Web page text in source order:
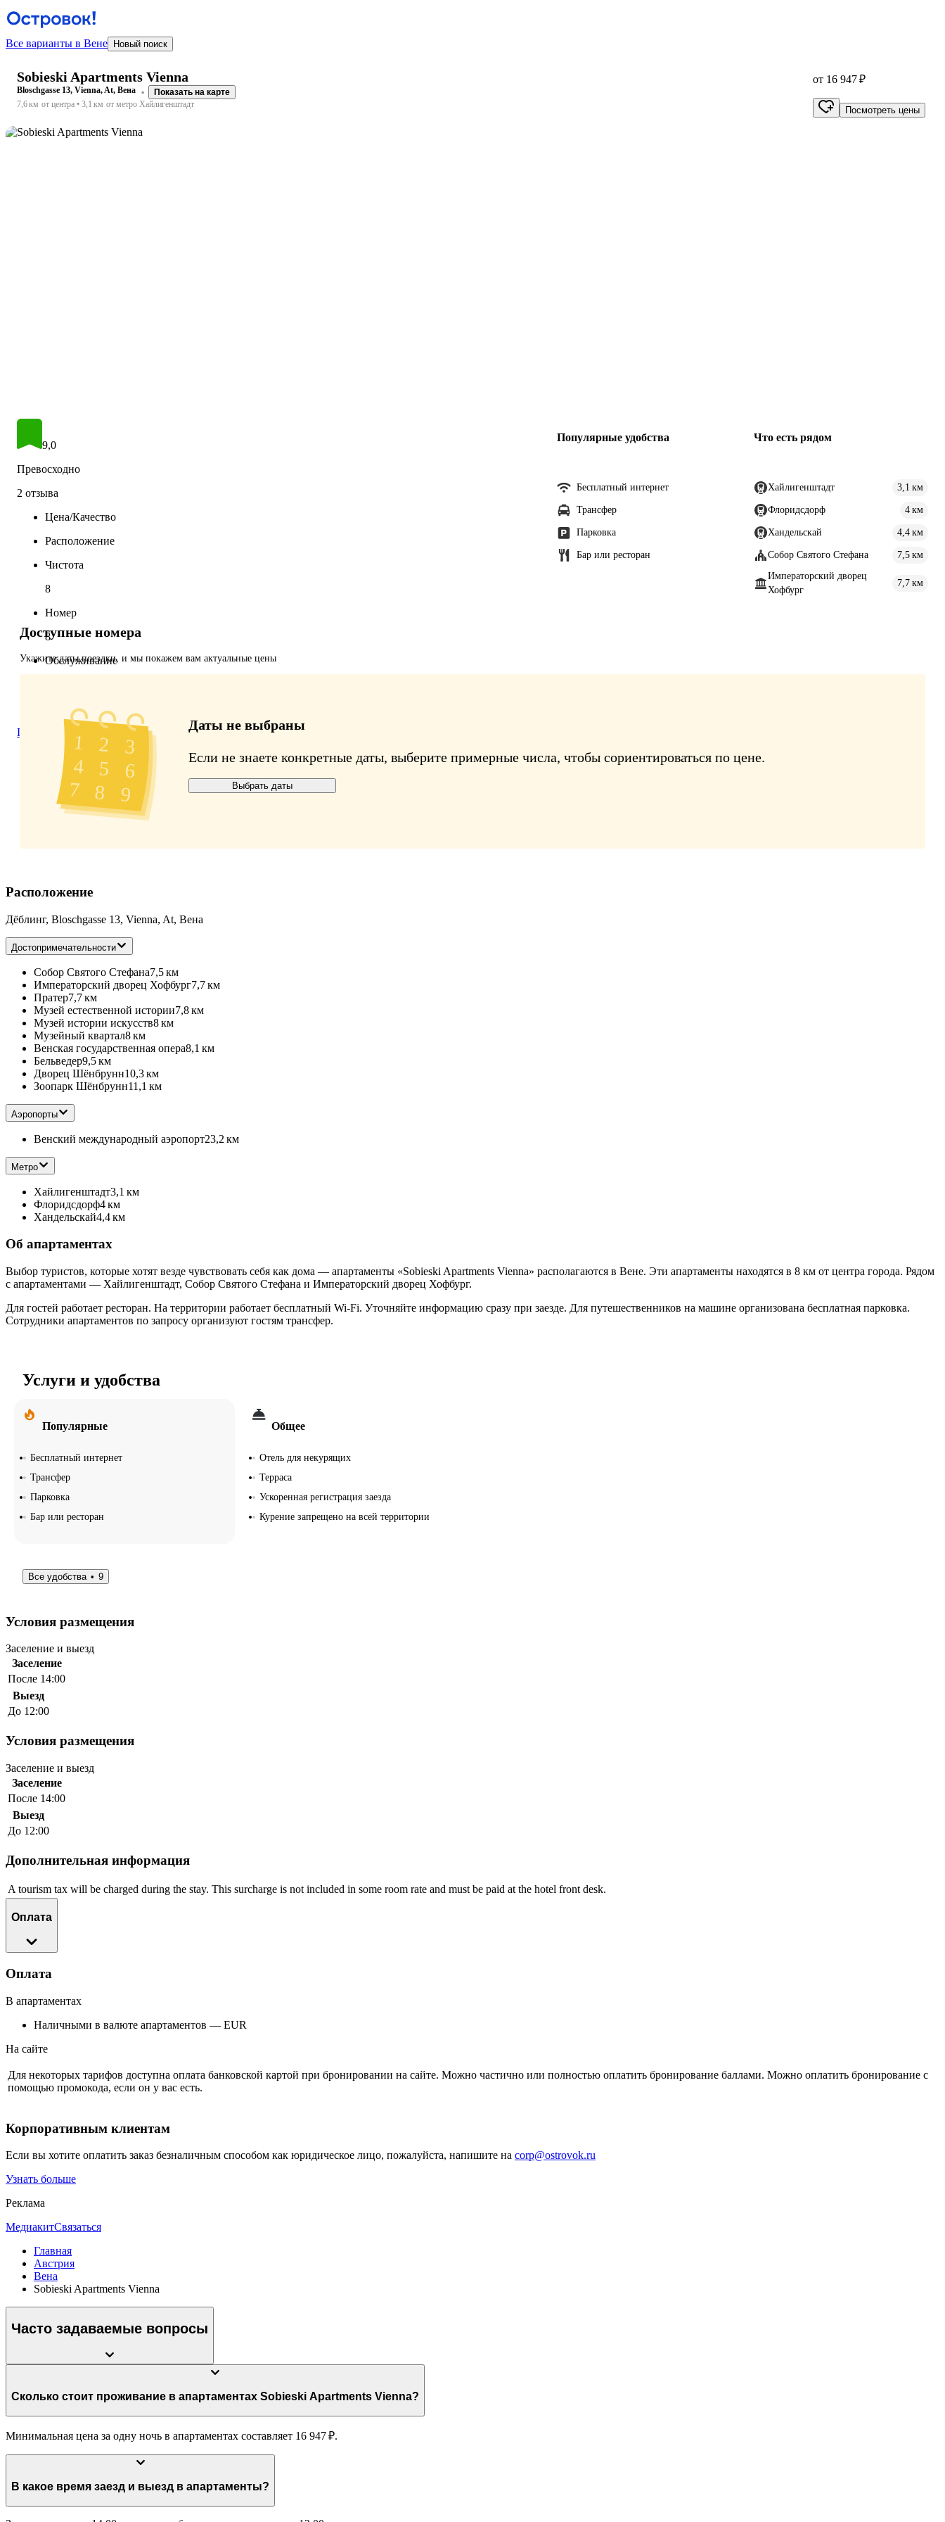
Все варианты в Вене Новый поиск
Sobieski Apartments Vienna
Bloschgasse 13, Vienna, At, Вена
Показать на карте
7,6 км от центра 3,1 км от метро Хайлигенштадт
от 16 947 ₽
Посмотреть цены
9,0
Превосходно
2 отзыва
Цена/Качество
Расположение
Чистота
8
Номер
8
Обслуживание
Средства гигиены
Просмотреть отзывы на TripAdvisor
Популярные удобства
Бесплатный интернет
Трансфер
Парковка
Бар или ресторан
Что есть рядом
Хайлигенштадт 3,1 км
Флоридсдорф 4 км
Хандельскай 4,4 км
Собор Святого Стефана
7,5 км
Императорский дворец
Хофбург
7,7 км
Доступные номера
Укажите даты поездки, и мы покажем вам актуальные цены
Даты не выбраны
Если не знаете конкретные даты, выберите примерные числа, чтобы сориентироваться по цене.
Выбрать даты
Расположение
Дёблинг, Bloschgasse 13, Vienna, At, Вена
Достопримечательности
Собор Святого Стефана7,5 км
Императорский дворец Хофбург7,7 км
Пратер7,7 км
Музей естественной истории7,8 км
Музей истории искусств8 км
Музейный квартал8 км
Венская государственная опера8,1 км
Бельведер9,5 км
Дворец Шёнбрунн10,3 км
Зоопарк Шёнбрунн11,1 км
Аэропорты
Венский международный аэропорт23,2 км
Метро
Хайлигенштадт3,1 км
Флоридсдорф4 км
Хандельскай4,4 км
Об апартаментах
Выбор туристов, которые хотят везде чувствовать себя как дома — апартаменты «Sobieski Apartments Vienna» располагаются в Вене. Эти апартаменты находятся в 8 км от центра города. Рядом
с апартаментами — Хайлигенштадт, Собор Святого Стефана и Императорский дворец Хофбург.
Для гостей работает ресторан. На территории работает бесплатный Wi-Fi. Уточняйте информацию сразу при заезде. Для путешественников на машине организована бесплатная парковка.
Сотрудники апартаментов по запросу организуют гостям трансфер.
Услуги и удобства
Популярные
Бесплатный интернет
Трансфер
Парковка
Бар или ресторан
Общее
Отель для некурящих
Терраса
Ускоренная регистрация заезда
Курение запрещено на всей территории
Все удобства 9
Условия размещения
Заселение и выезд
Заселение
После 14:00
Выезд
До 12:00
Условия размещения
Заселение и выезд
Заселение
После 14:00
Выезд
До 12:00
Дополнительная информация
A tourism tax will be charged during the stay. This surcharge is not included in some room rate and must be paid at the hotel front desk.
Оплата
Оплата
В апартаментах
Наличными в валюте апартаментов — EUR
На сайте
Для некоторых тарифов доступна оплата банковской картой при бронировании на сайте. Можно частично или полностью оплатить бронирование баллами. Можно оплатить бронирование с
помощью промокода, если он у вас есть.
Корпоративным клиентам
Если вы хотите оплатить заказ безналичным способом как юридическое лицо, пожалуйста, напишите на corp@ostrovok.ru
Узнать больше
Реклама
МедиакитСвязаться
Главная
Австрия
Вена
Sobieski Apartments Vienna
Часто задаваемые вопросы
Сколько стоит проживание в апартаментах Sobieski Apartments Vienna?
Минимальная цена за одну ночь в апартаментах составляет 16 947 ₽.
В какое время заезд и выезд в апартаменты?